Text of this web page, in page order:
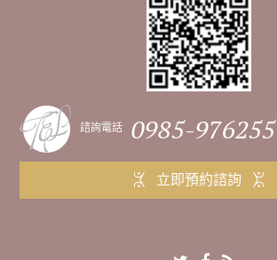
諮詢電話 0985-976255
立即預約諮詢